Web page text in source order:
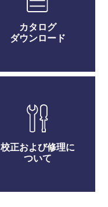
カタログ
ダウンロード
校正および修理に
ついて